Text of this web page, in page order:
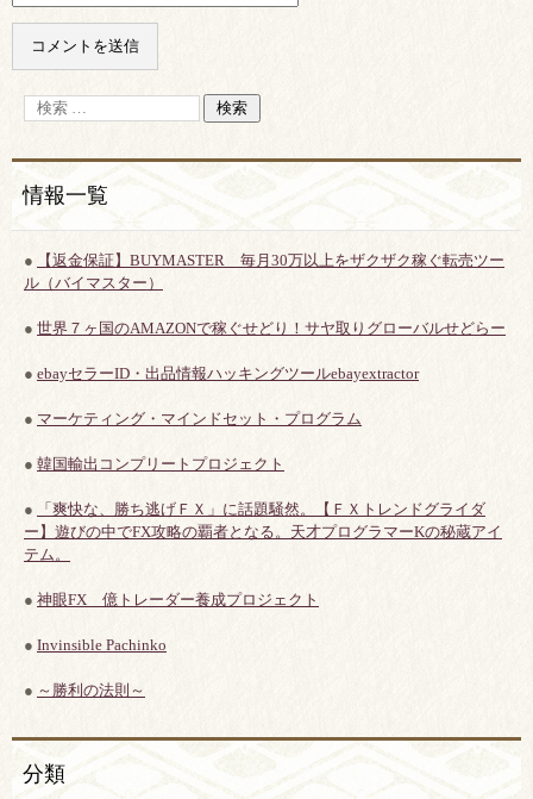
情報一覧
●
【返金保証】BUYMASTER 毎月30万以上をザクザク稼ぐ転売ツー
ル（バイマスター）
● 世界７ヶ国のAMAZONで稼ぐせどり！サヤ取りグローバルせどらー
● ebayセラーID・出品情報ハッキングツールebayextractor
● マーケティング・マインドセット・プログラム
● 韓国輸出コンプリートプロジェクト
●
「爽快な、勝ち逃げＦＸ」に話題騒然。【ＦＸトレンドグライダ
ー】遊びの中でFX攻略の覇者となる。天才プログラマーKの秘蔵アイ
テム。
● 神眼FX 億トレーダー養成プロジェクト
● Invinsible Pachinko
● ～勝利の法則～
分類